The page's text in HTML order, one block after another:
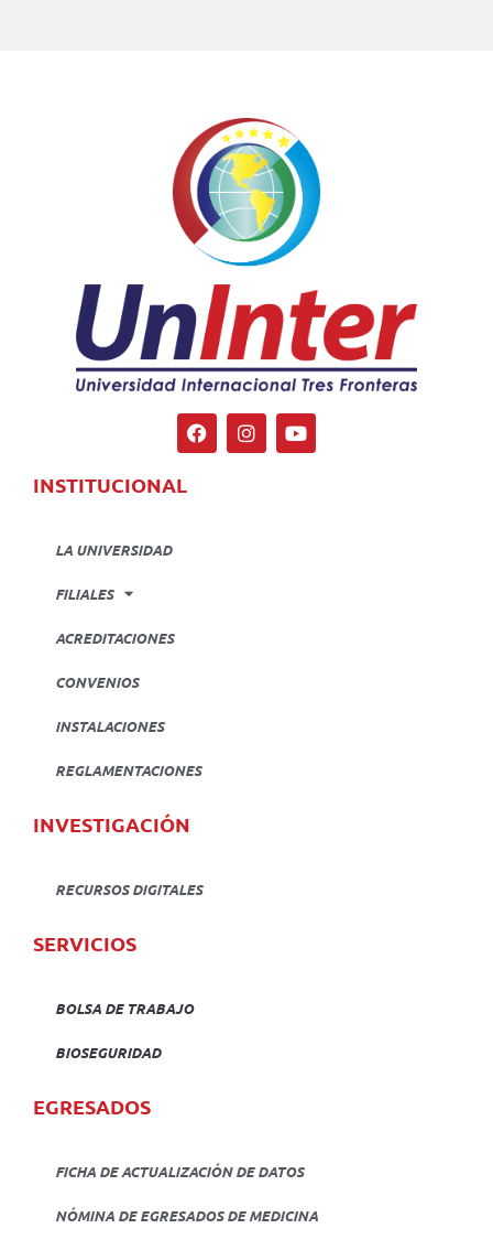
INSTITUCIONAL
LA UNIVERSIDAD
FILIALES
ACREDITACIONES
CONVENIOS
INSTALACIONES
REGLAMENTACIONES
INVESTIGACIÓN
RECURSOS DIGITALES
SERVICIOS
BOLSA DE TRABAJO
BIOSEGURIDAD
EGRESADOS
FICHA DE ACTUALIZACIÓN DE DATOS
NÓMINA DE EGRESADOS DE MEDICINA